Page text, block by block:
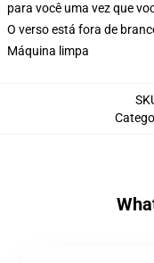
para você uma vez que
O verso está fora de
Máquina limpa